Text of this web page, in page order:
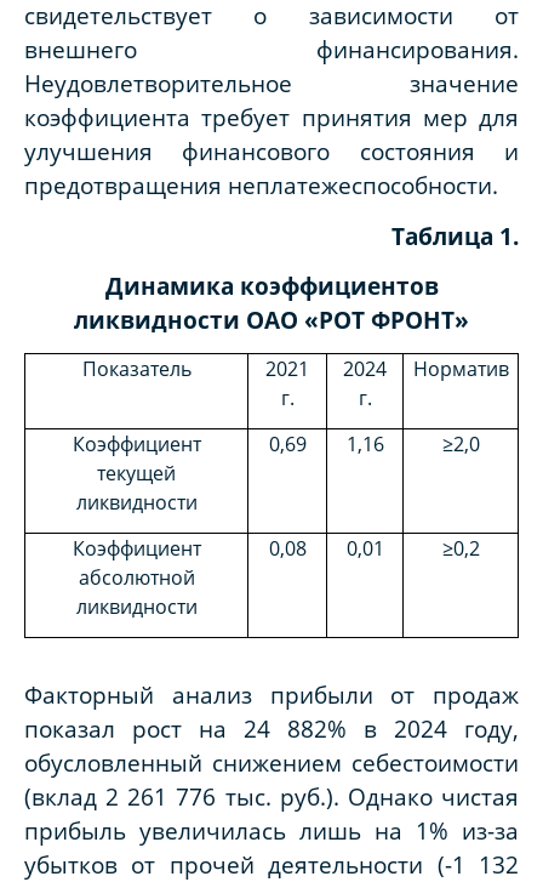
свидетельствует о зависимости от
внешнего финансирования.
Неудовлетворительное значение
коэффициента требует принятия мер для
улучшения финансового состояния и
предотвращения неплатежеспособности.
Таблица 1.
Динамика коэффициентов
ликвидности ОАО «РОТ ФРОНТ»
Показатель
2021
г.
2024
г.
Норматив
Коэффициент
текущей
ликвидности
0,69 1,16 ≥2,0
Коэффициент
абсолютной
ликвидности
0,08 0,01 ≥0,2
Факторный анализ прибыли от продаж
показал рост на 24 882% в 2024 году,
обусловленный снижением себестоимости
(вклад 2 261 776 тыс. руб.). Однако чистая
прибыль увеличилась лишь на 1% из-за
убытков от прочей деятельности (-1 132